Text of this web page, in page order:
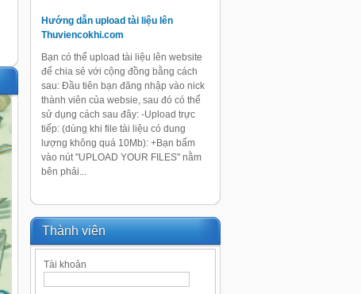
Hướng dẫn upload tài liệu lên
Thuviencokhi.com
Bạn có thể upload tài liệu lên website
để chia sẻ với cộng đồng bằng cách
sau: Đầu tiên bạn đăng nhập vào nick
thành viên của websie, sau đó có thể
sử dụng cách sau đây: -Upload trực
tiếp: (dùng khi file tài liệu có dung
lượng không quá 10Mb): +Bạn bấm
vào nút "UPLOAD YOUR FILES" nằm
bên phải...
Thành viên
Tài khoản